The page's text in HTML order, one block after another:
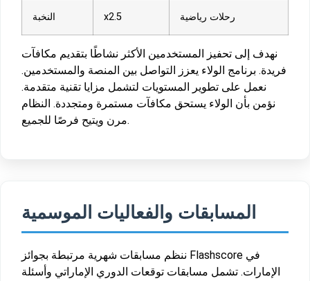
النخبة x2.5 رحلات رياضية
نهدف إلى تحفيز المستخدمين الأكثر نشاطًا بتقديم مكافآت
فريدة. برنامج الولاء يعزز التواصل بين المنصة والمستخدمين.
نعمل على تطوير المستويات لتشمل مزايا تقنية متقدمة.
نؤمن بأن الولاء يستحق مكافآت مستمرة ومتجددة. النظام
مرن ويتيح فرصًا للجميع.
المسابقات والفعاليات الموسمية
ننظم مسابقات شهرية مرتبطة بجوائز Flashscore في
الإمارات. تشمل مسابقات توقعات الدوري الإماراتي وأسئلة